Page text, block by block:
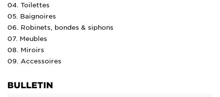
04. Toilettes
05. Baignoires
06. Robinets, bondes & siphons
07. Meubles
08. Miroirs
09. Accessoires
BULLETIN